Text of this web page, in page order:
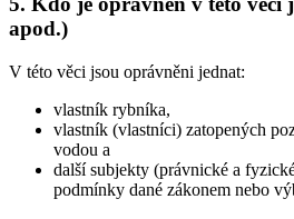
apod.)
V této věci jsou oprávněni jednat:
vlastník rybníka,
vlastník (vlastníci) zatopených
vodou a
další subjekty (právnické a
podmínky dané zákonem nebo